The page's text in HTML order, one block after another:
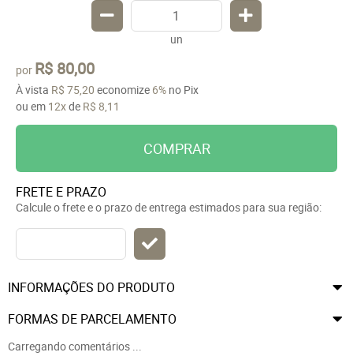
un
por R$ 80,00
À vista R$ 75,20 economize 6% no Pix
ou em 12xde R$ 8,11
COMPRAR
FRETE E PRAZO
Calcule o frete e o prazo de entrega estimados para sua região:
INFORMAÇÕES DO PRODUTO
FORMAS DE PARCELAMENTO
Carregando comentários ...